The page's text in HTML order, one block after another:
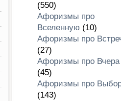
(550)
Афоризмы про
Вселенную (10)
Афоризмы про
(27)
Афоризмы про Вчера
(45)
Афоризмы про
(143)